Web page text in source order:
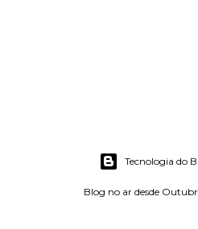
Tecnologia do
Blog no ar desde